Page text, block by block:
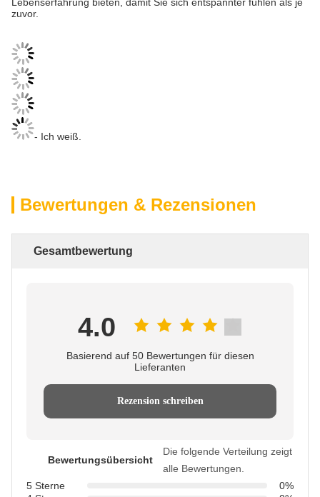
zuvor.
- Ich weiß.
Bewertungen & Rezensionen
Gesamtbewertung
4.0
Basierend auf 50 Bewertungen für diesen
Lieferanten
Rezension schreiben
Bewertungsübersicht
Die folgende Verteilung zeigt
alle Bewertungen.
5 Sterne
0%